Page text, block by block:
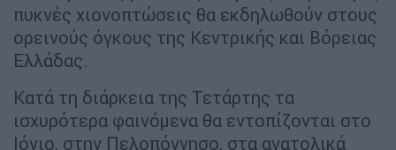
πυκνές χιονοπτώσεις θα εκδηλωθούν στους
ορεινούς όγκους της Κεντρικής και Βόρειας
Ελλάδας.
Κατά τη διάρκεια της Τετάρτης τα
ισχυρότερα φαινόμενα θα εντοπίζονται στο
Ιόνιο, στην Πελοπόννησο, στα ανατολικά